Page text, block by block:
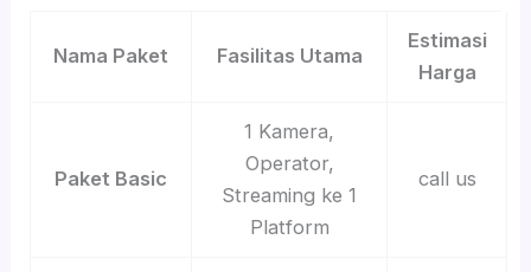
Nama Paket Fasilitas Utama
Estimasi
Harga
Paket Basic
1 Kamera,
Operator,
Streaming ke 1
Platform
call us